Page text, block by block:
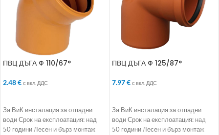
ПВЦ ДЪГА Ф 110/67°
2.48€ с вкл. ДДС
За ВиК инсталация за отпадни
води Срок на експлоатация: над
50 години Лесен и бърз монтаж
ПВЦ ДЪГА Ф 125/87°
7.97€ с вкл. ДДС
За ВиК инсталация за отпадни
води Срок на експлоатация: над
50 години Лесен и бърз монтаж